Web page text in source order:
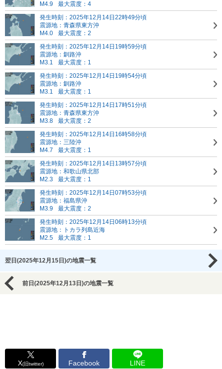
M4.9
最大震度：4
発生時刻：2025年12月14日22時49分頃
震源地：青森県東方沖
M4.0
最大震度：2
発生時刻：2025年12月14日19時59分頃
震源地：釧路沖
M3.1
最大震度：1
発生時刻：2025年12月14日19時54分頃
震源地：釧路沖
M3.1
最大震度：1
発生時刻：2025年12月14日17時51分頃
震源地：青森県東方沖
M3.8
最大震度：2
発生時刻：2025年12月14日16時58分頃
震源地：三陸沖
M4.7
最大震度：1
発生時刻：2025年12月14日13時57分頃
震源地：和歌山県北部
M2.3
最大震度：1
発生時刻：2025年12月14日07時53分頃
震源地：福島県沖
M3.9
最大震度：2
発生時刻：2025年12月14日06時13分頃
震源地：トカラ列島近海
M2.5
最大震度：1
翌日(2025年12月15日)の地震一覧
前日(2025年12月13日)の地震一覧
X(旧twitter) Facebook LINE